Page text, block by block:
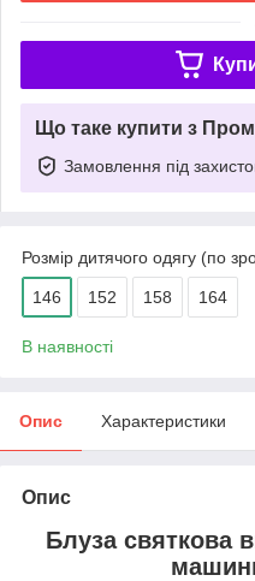
Що таке купити з
Замовлення під
Розмір дитячого одягу (по
146 152 158 164
В наявності
Опис Характеристики
Опис
Блуза святкова